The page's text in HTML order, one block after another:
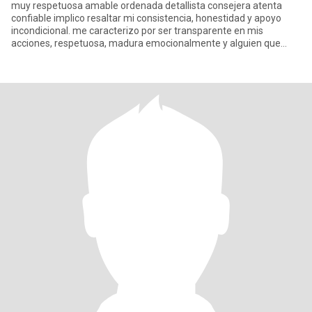
muy respetuosa amable ordenada detallista consejera atenta
confiable implico resaltar mi consistencia, honestidad y apoyo
incondicional. me caracterizo por ser transparente en mis
acciones, respetuosa, madura emocionalmente y alguien que